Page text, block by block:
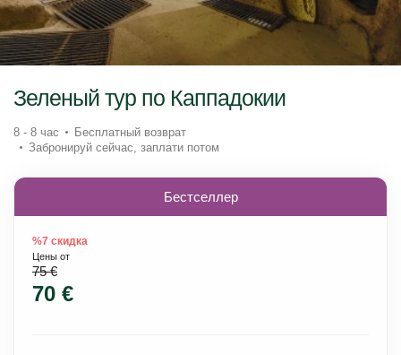
Зеленый тур по Каппадокии
8 - 8 час
Бесплатный возврат
Забронируй сейчас, заплати потом
Бестселлер
%7 скидка
Цены от
75 €
70 €